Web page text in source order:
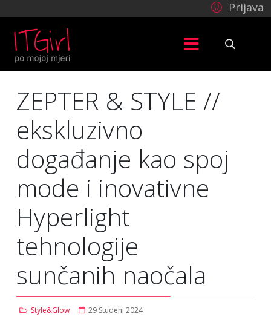
Prijava
ZEPTER & STYLE //
ekskluzivno
događanje kao spoj
mode i inovativne
Hyperlight
tehnologije
sunčanih naočala
Style&Glow 29 Studeni 2024